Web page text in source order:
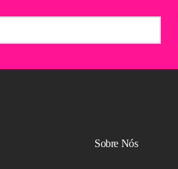
Sobre Nós